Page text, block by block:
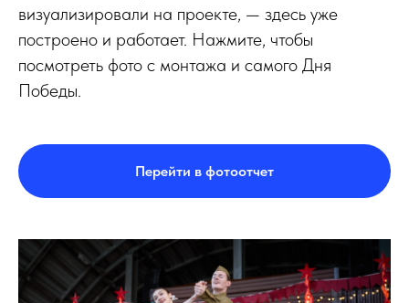
визуализировали на проекте, — здесь уже
построено и работает. Нажмите, чтобы
посмотреть фото с монтажа и самого Дня
Победы.
Перейти в фотоотчет